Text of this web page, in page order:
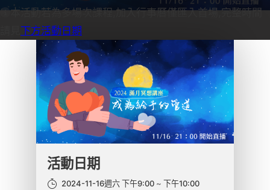
本活動若為多場次課程,加入行事曆僅匯入首場,完整時間
下方活動日期
活動日期
2024-11-16週六 下午9:00 下午10:00